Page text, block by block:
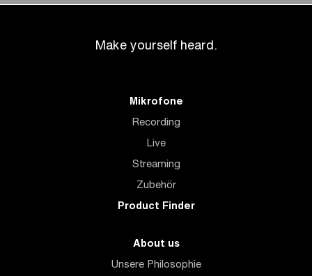
Make yourself heard.
Mikrofone
Recording
Live
Streaming
Zubehör
Product Finder
About us
Unsere Philosophie